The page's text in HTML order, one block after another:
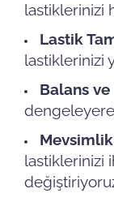
lastiklerinizi
Lastik
lastiklerinizi
Balans ve
lastiklerinizi